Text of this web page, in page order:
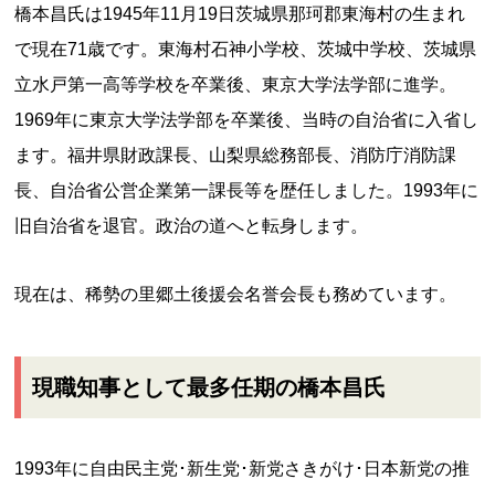
橋本昌氏は1945年11月19日茨城県那珂郡東海村の生まれ
で現在71歳です。東海村石神小学校、茨城中学校、茨城県
立水戸第一高等学校を卒業後、東京大学法学部に進学。
1969年に東京大学法学部を卒業後、当時の自治省に入省し
ます。福井県財政課長、山梨県総務部長、消防庁消防課
長、自治省公営企業第一課長等を歴任しました。1993年に
旧自治省を退官。政治の道へと転身します。
現在は、稀勢の里郷土後援会名誉会長も務めています。
現職知事として最多任期の橋本昌氏
1993年に自由民主党･新生党･新党さきがけ･日本新党の推